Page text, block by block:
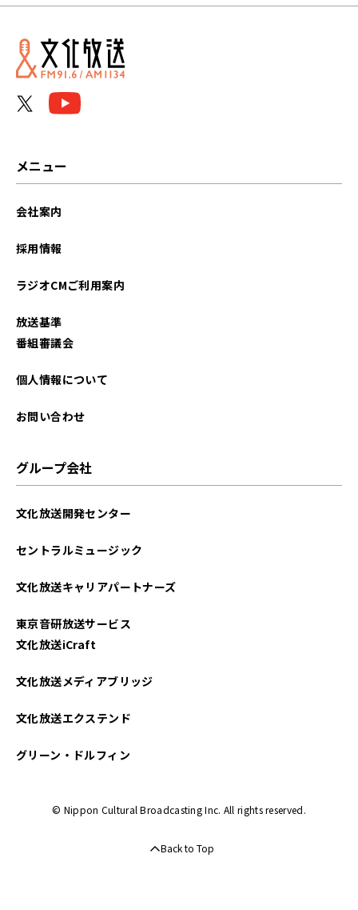
メニュー
会社案内
採用情報
ラジオCMご利用案内
放送基準
番組審議会
個人情報について
お問い合わせ
グループ会社
文化放送開発センター
セントラルミュージック
文化放送キャリアパートナーズ
東京音研放送サービス
文化放送iCraft
文化放送メディアブリッジ
文化放送エクステンド
グリーン・ドルフィン
© Nippon Cultural Broadcasting Inc. All rights reserved.
Back to Top